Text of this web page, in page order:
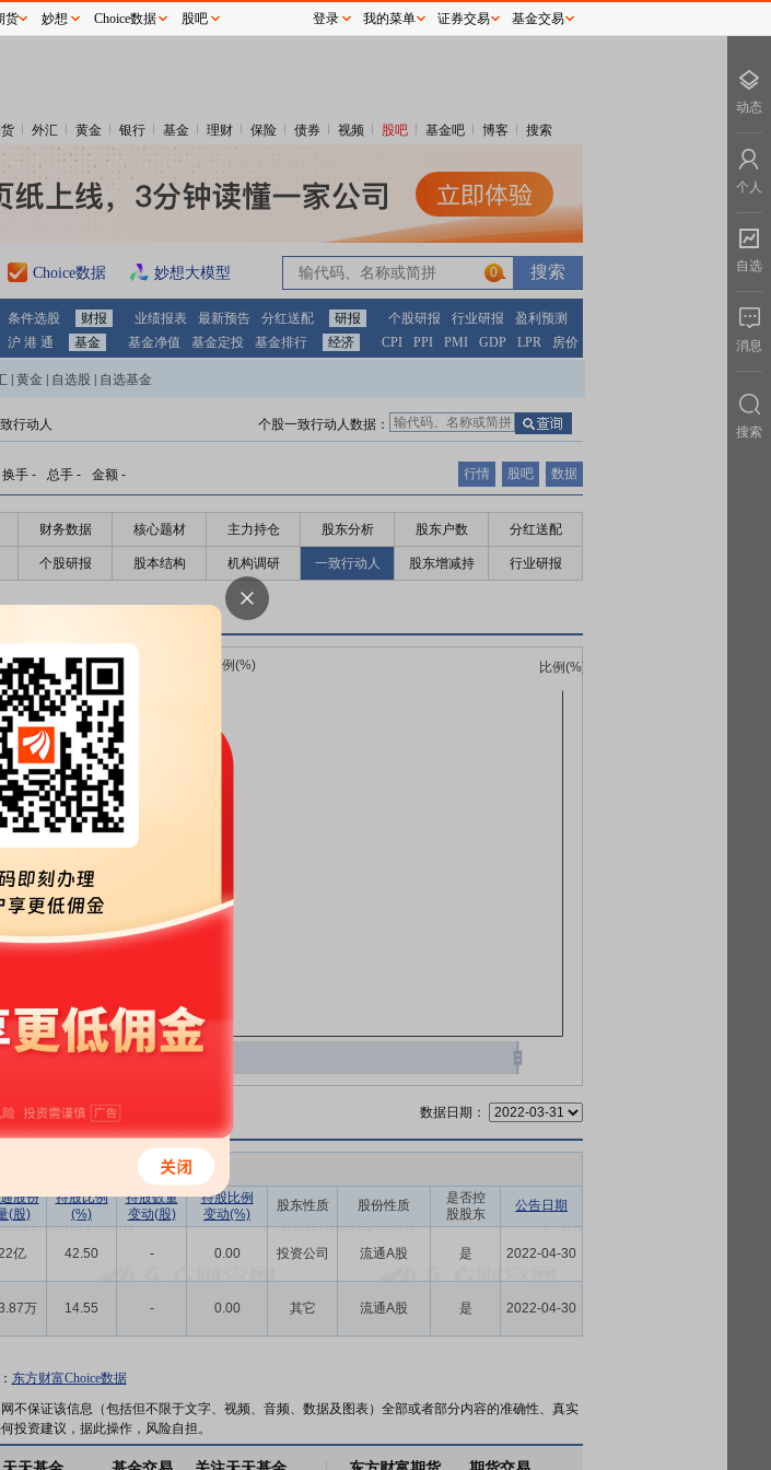
外汇 黄金 银行 基金 理财 保险 债券 视频 股吧 基金吧 博客 搜索
Choice数据 妙想大模型 0
条件选股 财报 业绩报表 最新预告 分红送配 研报 个股研报 行业研报
盈利预测
沪 港 通 基金 基金净值 基金定投 基金排行 经济 CPI PPI PMI GDP LPR 房价
黄金 自选股 自选基金
行动人 个股一致行动人数据：
换手 - 总手 - 金额 - 行情 股吧 数据
财务数据 核心题材 主力持仓 股东分析 股东户数 分红送配
个股研报 股本结构 机构调研 一致行动人 股东增减持 行业研报
数据日期：
股份
(股)
持股比例
(%)
持股数量
变动(股)
持股比例
变动(%)
股东性质 股份性质
是否控
股股东
公告日期
亿 42.50 - 0.00 投资公司 流通A股 是 2022-04-30
万 14.55 - 0.00 其它 流通A股 是 2022-04-30
东方财富Choice数据
不保证该信息（包括但不限于文字、视频、音频、数据及图表）全部或者部分内容的准确性、真实
投资建议，据此操作，风险自担。
货 妙想 Choice数据 股吧 登录 我的菜单 证券交易 基金交易
动态
个人
自选
消息
搜索